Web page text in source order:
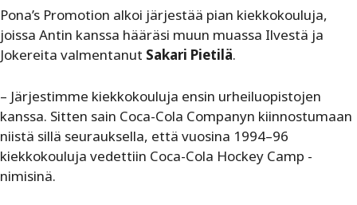
Pona’s Promotion alkoi järjestää pian kiekkokouluja,
joissa Antin kanssa hääräsi muun muassa Ilvestä ja
Jokereita valmentanut Sakari Pietilä.
– Järjestimme kiekkokouluja ensin urheiluopistojen
kanssa. Sitten sain Coca-Cola Companyn kiinnostumaan
niistä sillä seurauksella, että vuosina 1994–96
kiekkokouluja vedettiin Coca-Cola Hockey Camp -
nimisinä.